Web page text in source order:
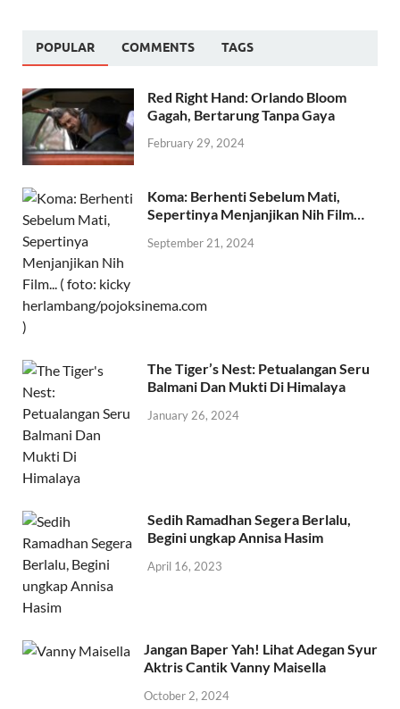
POPULAR COMMENTS TAGS
Red Right Hand: Orlando Bloom
Gagah, Bertarung Tanpa Gaya
February 29, 2024
Koma: Berhenti Sebelum Mati,
Sepertinya Menjanjikan Nih Film…
September 21, 2024
The Tiger’s Nest: Petualangan Seru
Balmani Dan Mukti Di Himalaya
January 26, 2024
Sedih Ramadhan Segera Berlalu,
Begini ungkap Annisa Hasim
April 16, 2023
Jangan Baper Yah! Lihat Adegan Syur
Aktris Cantik Vanny Maisella
October 2, 2024